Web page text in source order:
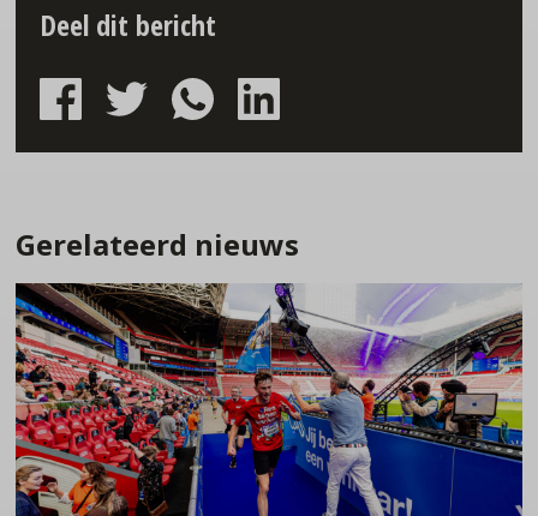
Deel dit bericht
Gerelateerd nieuws